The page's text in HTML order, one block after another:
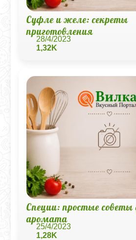
Суфле и желе: секреты
приготовления
28/4/2023
1,32K
Специи: простые советы
аромата
25/4/2023
1,28K